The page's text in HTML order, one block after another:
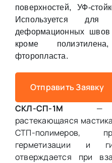
поверхностей, УФ-
Используется
деформационных
кроме
фторопласта.
Отправить Заявку
СКЛ-СП-1М —
растекающаяся
СТП-полимеров,
герметизации и
отверждается при